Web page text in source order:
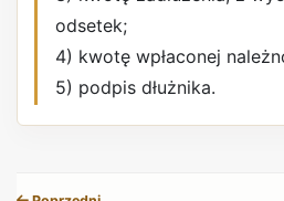
odsetek;
4) kwotę wpłaconej
5) podpis dłużnika.